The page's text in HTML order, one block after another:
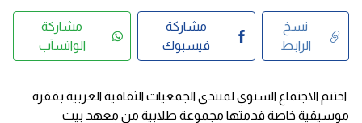
نسخ
الرابط
مشاركة
فيسبوك
مشاركة
الواتسآب
اختتم الاجتماع السنوي لمنتدى الجمعيات الثقافية العربية بفقرة
موسيقية خاصة قدمتها مجموعة طلابية من معهد بيت